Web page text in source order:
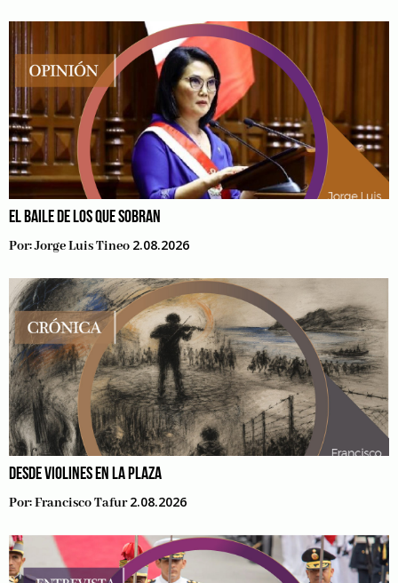
EL BAILE DE LOS QUE SOBRAN
Por:Jorge Luis Tineo 2.08.2026
DESDE VIOLINES EN LA PLAZA
Por:Francisco Tafur 2.08.2026